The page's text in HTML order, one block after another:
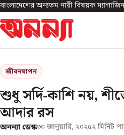
বাংলাদেশের অন্যতম নারী বিষয়ক ম্যাগাজিন
জীবনযাপন
শুধু সর্দি-কাশি নয়,
আদার রস
অনন্যা ডেস্ক৩০ জানুয়ারি, ২০২৫২ মিনিট